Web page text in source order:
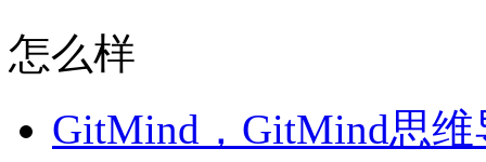
怎么样
GitMind，GitMind思维